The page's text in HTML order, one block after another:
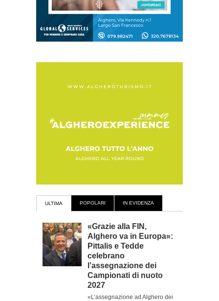
ULTIMA POPOLARI IN EVIDENZA
«Grazie alla FIN,
Alghero va in Europa»:
Pittalis e Tedde
celebrano
l’assegnazione dei
Campionati di nuoto
2027
«L’assegnazione ad Alghero dei